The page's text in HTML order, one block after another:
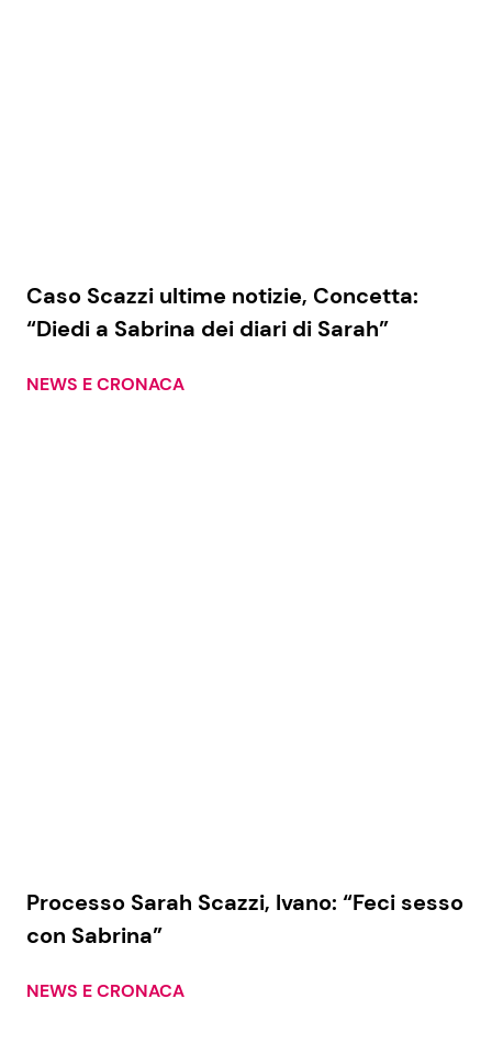
Caso Scazzi ultime notizie, Concetta:
“Diedi a Sabrina dei diari di Sarah”
NEWS E CRONACA
Processo Sarah Scazzi, Ivano: “Feci sesso
con Sabrina”
NEWS E CRONACA